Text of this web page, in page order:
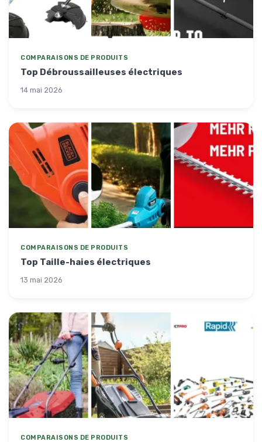
COMPARAISONS DE PRODUITS
Top Débroussailleuses électriques
14 mai 2026
COMPARAISONS DE PRODUITS
Top Taille-haies électriques
13 mai 2026
COMPARAISONS DE PRODUITS